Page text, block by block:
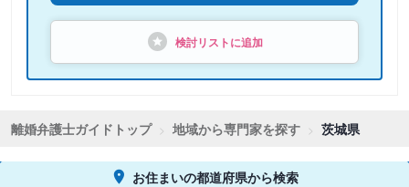
検討リストに追加
離婚弁護士ガイドトップ 地域から専門家を探す 茨城県
お住まいの都道府県から検索